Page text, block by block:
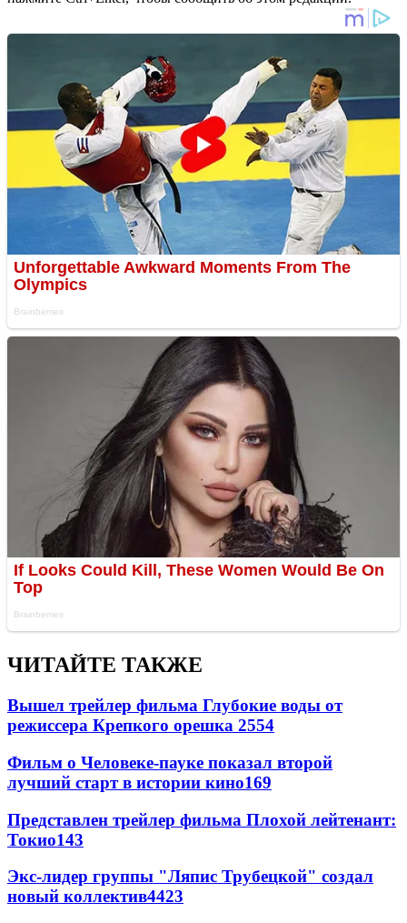
ЧИТАЙТЕ ТАКЖЕ
Вышел трейлер фильма Глубокие воды от
режиссера Крепкого орешка 2554
Фильм о Человеке-пауке показал второй
лучший старт в истории кино169
Представлен трейлер фильма Плохой лейтенант:
Токио143
Экс-лидер группы "Ляпис Трубецкой" создал
новый коллектив4423